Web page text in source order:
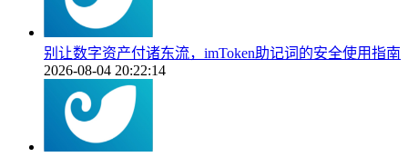
别让数字资产付诸东流，imToken助记词的安全使用指南
2026-08-04 20:22:14